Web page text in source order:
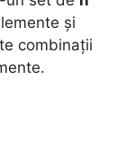
și
combinații